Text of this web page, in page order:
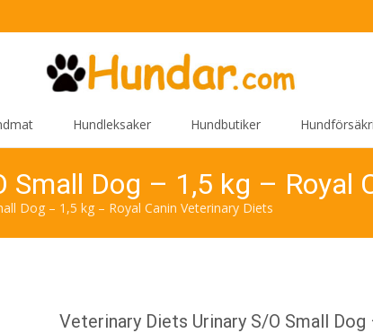
Hundleksaker Hundbutiker
Small Dog – 1,5 kg – Royal
Dog – 1,5 kg – Royal Canin Veterinary Diets
Veterinary Diets Urinary S/O Small Dog